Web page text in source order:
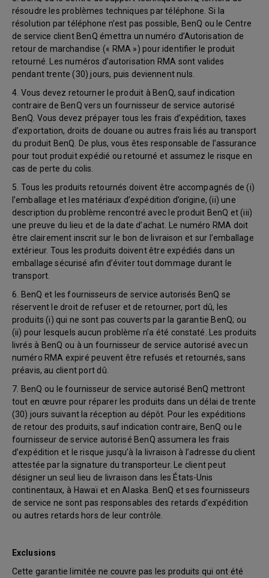
résoudre les problèmes techniques par téléphone. Si la
résolution par téléphone n’est pas possible, BenQ ou le Centre
de service client BenQ émettra un numéro d’Autorisation de
retour de marchandise (« RMA ») pour identifier le produit
retourné. Les numéros d’autorisation RMA sont valides
pendant trente (30) jours, puis deviennent nuls.
4. Vous devez retourner le produit à BenQ, sauf indication
contraire de BenQ vers un fournisseur de service autorisé
BenQ. Vous devez prépayer tous les frais d’expédition, taxes
d’exportation, droits de douane ou autres frais liés au transport
du produit BenQ. De plus, vous êtes responsable de l’assurance
pour tout produit expédié ou retourné et assumez le risque en
cas de perte du colis.
5. Tous les produits retournés doivent être accompagnés de (i)
l’emballage et les matériaux d’expédition d’origine, (ii) une
description du problème rencontré avec le produit BenQ et (iii)
une preuve du lieu et de la date d’achat. Le numéro RMA doit
être clairement inscrit sur le bon de livraison et sur l’emballage
extérieur. Tous les produits doivent être expédiés dans un
emballage sécurisé afin d’éviter tout dommage durant le
transport.
6. BenQ et les fournisseurs de service autorisés BenQ se
réservent le droit de refuser et de retourner, port dû, les
produits (i) qui ne sont pas couverts par la garantie BenQ; ou
(ii) pour lesquels aucun problème n’a été constaté. Les produits
livrés à BenQ ou à un fournisseur de service autorisé avec un
numéro RMA expiré peuvent être refusés et retournés, sans
préavis, au client port dû.
7. BenQ ou le fournisseur de service autorisé BenQ mettront
tout en œuvre pour réparer les produits dans un délai de trente
(30) jours suivant la réception au dépôt. Pour les expéditions
de retour des produits, sauf indication contraire, BenQ ou le
fournisseur de service autorisé BenQ assumera les frais
d’expédition et le risque jusqu’à la livraison à l’adresse du client
attestée par la signature du transporteur. Le client peut
désigner un seul lieu de livraison dans les États-Unis
continentaux, à Hawaï et en Alaska. BenQ et ses fournisseurs
de service ne sont pas responsables des retards d’expédition
ou autres retards hors de leur contrôle.
Exclusions
Cette garantie limitée ne couvre pas les produits qui ont été